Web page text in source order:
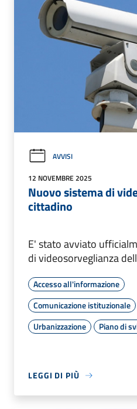
AVVISI
12 NOVEMBRE 2025
Nuovo sistema di
cittadino
E' stato avviato
di videosorveglianza
Accesso all'informazione
Comunicazione istituzionale
Urbanizzazione
Piano di
LEGGI DI PIÙ